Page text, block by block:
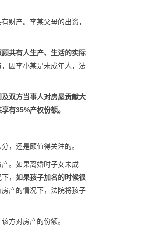
财产。李某父母的出资，
共有人生产、生活的实际
因李小某是未成年人，法
双方当事人对房屋贡献大
有35%产权份额。
，还是颇值得关注的。
。如果离婚时子女未成
， 如果孩子加名的时候很
房产的情况下，法院将孩子
方对房产的份额。